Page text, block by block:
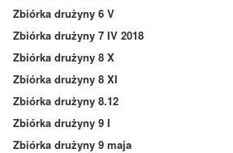
Zbiórka drużyny 6 V
Zbiórka drużyny 7 IV 2018
Zbiórka drużyny 8 X
Zbiórka drużyny 8 XI
Zbiórka drużyny 8.12
Zbiórka drużyny 9 I
Zbiórka drużyny 9 maja